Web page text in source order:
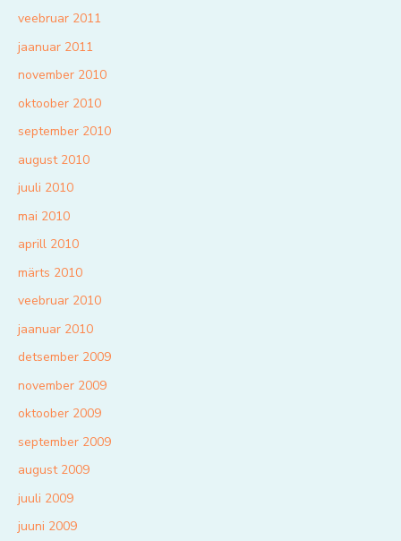
veebruar 2011
jaanuar 2011
november 2010
oktoober 2010
september 2010
august 2010
juuli 2010
mai 2010
aprill 2010
märts 2010
veebruar 2010
jaanuar 2010
detsember 2009
november 2009
oktoober 2009
september 2009
august 2009
juuli 2009
juuni 2009